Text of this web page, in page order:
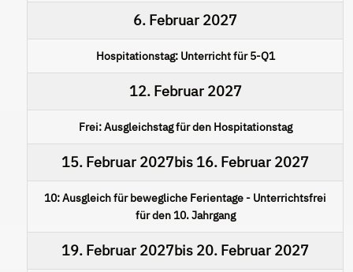
6. Februar 2027
Hospitationstag: Unterricht für 5-Q1
12. Februar 2027
Frei: Ausgleichstag für den Hospitationstag
15. Februar 2027bis 16. Februar 2027
10: Ausgleich für bewegliche Ferientage - Unterrichtsfrei
für den 10. Jahrgang
19. Februar 2027bis 20. Februar 2027